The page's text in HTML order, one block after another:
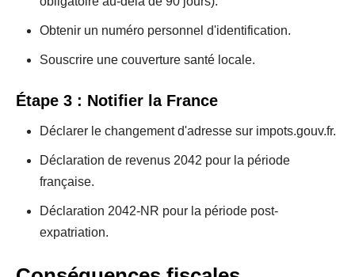
Obtenir un numéro personnel d'identification.
Souscrire une couverture santé locale.
Étape 3 : Notifier la France
Déclarer le changement d'adresse sur impots.gouv.fr.
Déclaration de revenus 2042 pour la période
française.
Déclaration 2042-NR pour la période post-
expatriation.